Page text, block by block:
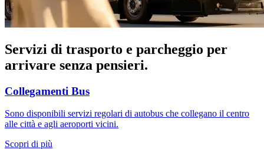
Servizi di trasporto e parcheggio per
arrivare senza pensieri.
Collegamenti Bus
Sono disponibili servizi regolari di autobus che collegano il centro
alle città e agli aeroporti vicini.
Scopri di più